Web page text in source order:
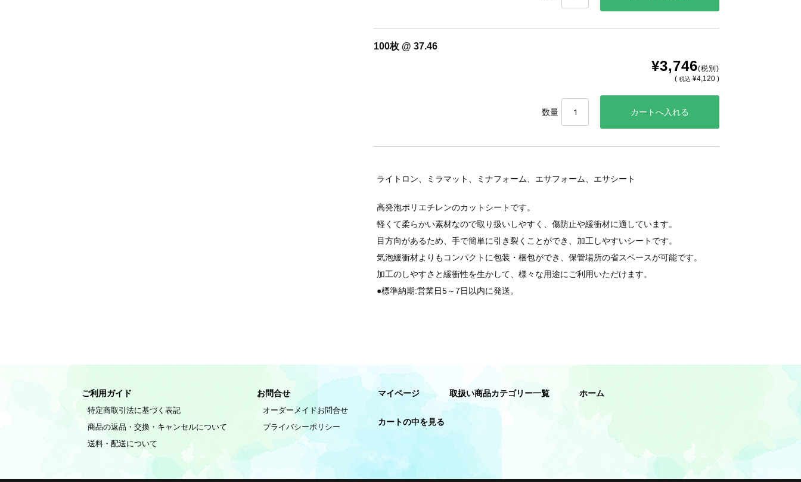
100枚 @ 37.46
¥3,746(税別)
( 税込 ¥4,120 )
数量
ライトロン、ミラマット、ミナフォーム、エサフォーム、エサシート
高発泡ポリエチレンのカットシートです。
軽くて柔らかい素材なので取り扱いしやすく、傷防止や緩衝材に適しています。
目方向があるため、手で簡単に引き裂くことができ、加工しやすいシートです。
気泡緩衝材よりもコンパクトに包装・梱包ができ、保管場所の省スペースが可能です。
加工のしやすさと緩衝性を生かして、様々な用途にご利用いただけます。
●標準納期:営業日5～7日以内に発送。
ご利用ガイド
特定商取引法に基づく表記
商品の返品・交換・キャンセルについて
送料・配送について
お問合せ
オーダーメイドお問合せ
プライバシーポリシー
マイページ 取扱い商品カテゴリー一覧 ホーム
カートの中を見る